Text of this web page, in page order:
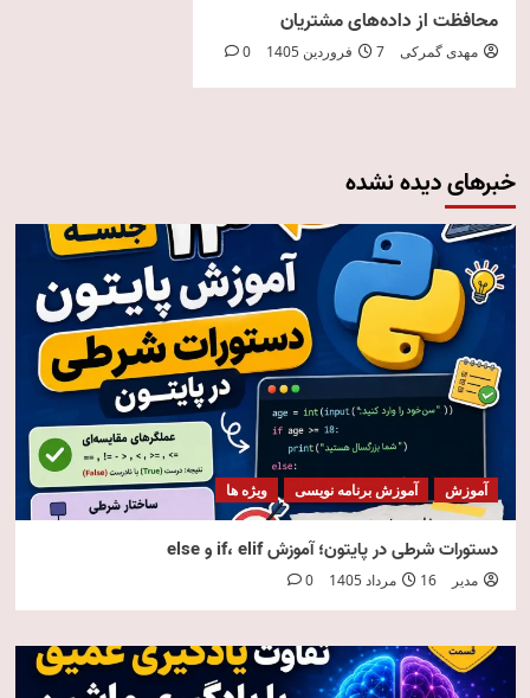
محافظت از داده‌های مشتریان
مهدی گمرکی 7 فروردین 1405 0
خبرهای دیده نشده
آموزش آموزش برنامه نویسی ویژه ها
دستورات شرطی در پایتون؛ آموزش if، elif و else
مدیر 16 مرداد 1405 0